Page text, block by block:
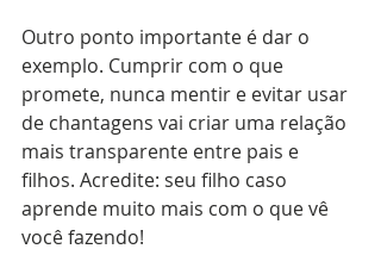
Outro ponto importante é dar o
exemplo. Cumprir com o que
promete, nunca mentir e evitar usar
de chantagens vai criar uma relação
mais transparente entre pais e
filhos. Acredite: seu filho caso
aprende muito mais com o que vê
você fazendo!